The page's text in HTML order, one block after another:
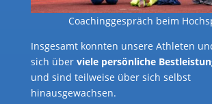
Coachinggespräch beim
Insgesamt konnten unsere Athleten
sich über viele persönliche
und sind teilweise über sich selbst
hinausgewachsen.